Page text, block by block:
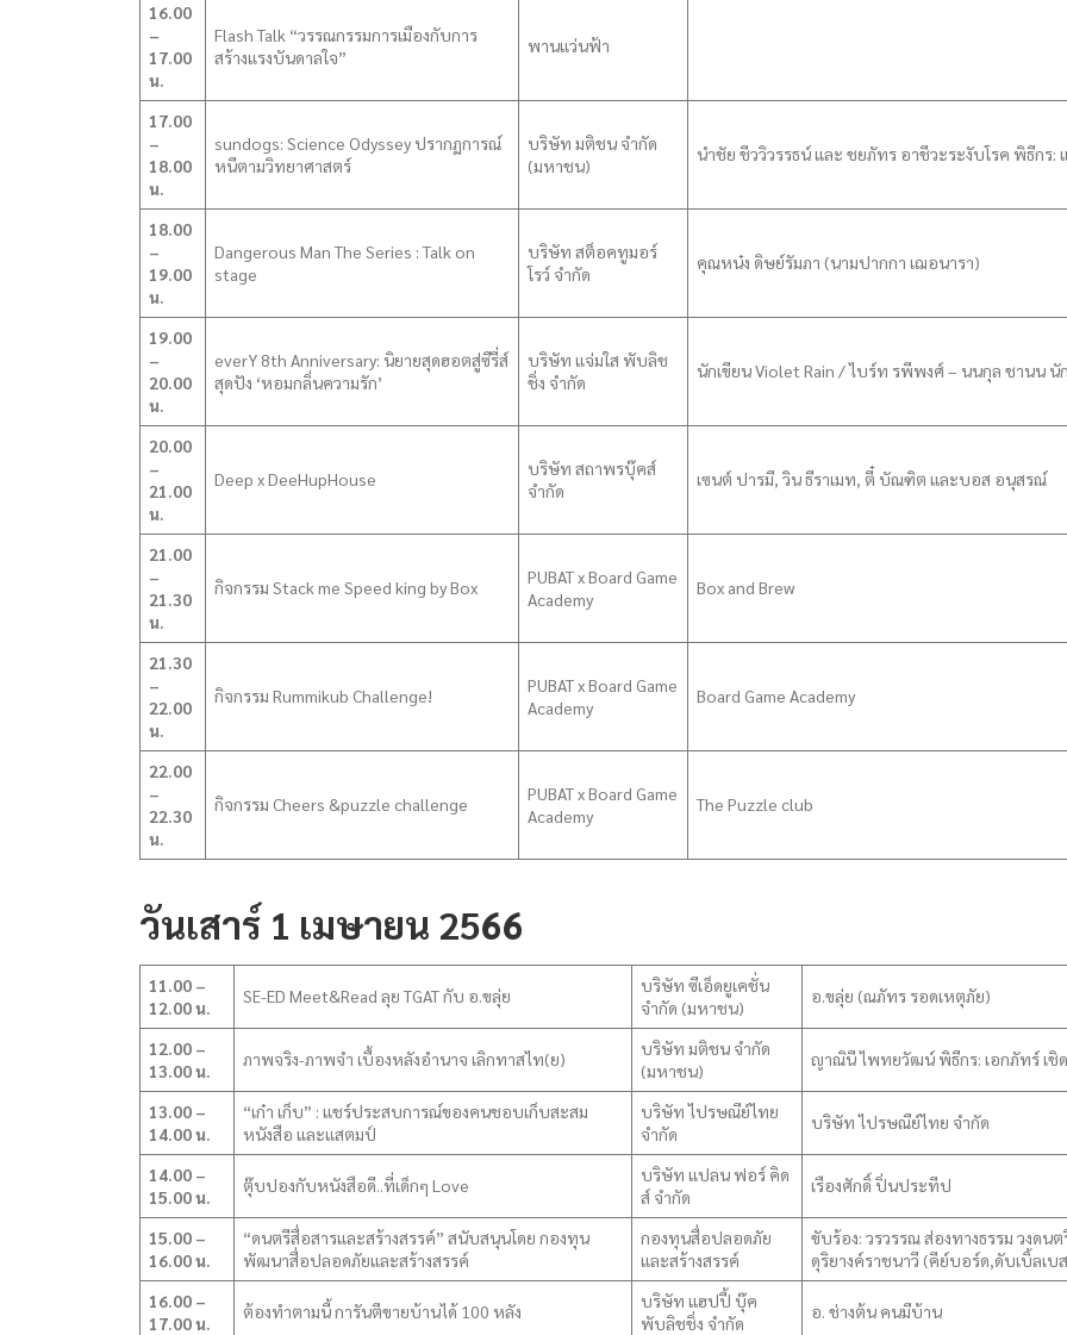
16.00
–
17.00
น.
Flash Talk “วรรณกรรมการเมืองกับการ
สร้างแรงบันดาลใจ”
พานแว่นฟ้า
17.00
–
18.00
น.
sundogs: Science Odyssey ปรากฏการณ์
หนีตามวิทยาศาสตร์
บริษัท มติชน จำกัด
(มหาชน)
นําชัย ชีววิวรรธน์ และ ชยภัทร อาชีวะระงับโรค พิธีกร:
18.00
–
19.00
น.
Dangerous Man The Series : Talk on
stage
บริษัท สต็อคทูมอร์
โรว์ จำกัด
คุณหน๋ง ดิษย์รัมภา (นามปากกา เฌอนารา)
19.00
–
20.00
น.
everY 8th Anniversary: นิยายสุดฮอตสู่ซีรี่ส์
สุดปัง ‘หอมกลิ่นความรัก’
บริษัท แจ่มใส พับลิช
ชิ่ง จำกัด
นักเขียน Violet Rain / ไบร์ท รพีพงศ์ – นนกุล ชานน นั
20.00
–
21.00
น.
Deep x DeeHupHouse
บริษัท สถาพรบุ๊คส์
จำกัด
เซนต์ ปารมี, วิน ธีราเมท, ตี๋ บัณฑิต และบอส อนุสรณ์
21.00
–
21.30
น.
กิจกรรม Stack me Speed king by Box
PUBAT x Board Game
Academy
Box and Brew
21.30
–
22.00
น.
กิจกรรม Rummikub Challenge!
PUBAT x Board Game
Academy
Board Game Academy
22.00
–
22.30
น.
กิจกรรม Cheers &puzzle challenge
PUBAT x Board Game
Academy
The Puzzle club
วันเสาร์ 1 เมษายน 2566
11.00 –
12.00 น.
SE-ED Meet&Read ลุย TGAT กับ อ.ขลุ่ย
บริษัท ซีเอ็ดยูเคชั่น
จำกัด (มหาชน)
อ.ขลุ่ย (ณภัทร รอดเหตุภัย)
12.00 –
13.00 น.
ภาพจริง-ภาพจำ เบื้องหลังอำนาจ เลิกทาสไท(ย)
บริษัท มติชน จำกัด
(มหาชน)
ญาณินี ไพทยวัฒน์ พิธีกร: เอกภัทร์ เชิด
13.00 –
14.00 น.
“เก๋า เก็บ” : แชร์ประสบการณ์ของคนชอบเก็บสะสม
หนังสือ และแสตมป์
บริษัท ไปรษณีย์ไทย
จำกัด
บริษัท ไปรษณีย์ไทย จำกัด
14.00 –
15.00 น.
ตุ๊บปองกับหนังสือดี..ที่เด็กๆ Love
บริษัท แปลน ฟอร์ คิด
ส์ จำกัด
เรืองศักดิ์ ปิ่นประทีป
15.00 –
16.00 น.
“ดนตรีสื่อสารและสร้างสรรค์” สนับสนุนโดย กองทุน
พัฒนาสื่อปลอดภัยและสร้างสรรค์
กองทุนสื่อปลอดภัย
และสร้างสรรค์
ขับร้อง: วรวรรณ ส่องทางธรรม วงด
ดุริยางค์ราชนาวี (คีย์บอร์ด,ดับเบิ้ลเบ
16.00 –
17.00 น.
ต้องทำตามนี้ การันตีขายบ้านได้ 100 หลัง
บริษัท แฮปปี้ บุ๊ค
พับลิชชิ่ง จำกัด
อ. ช่างต้น คนมีบ้าน